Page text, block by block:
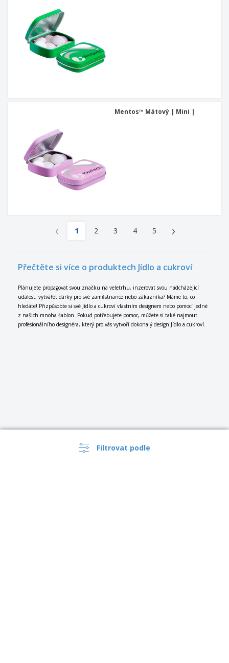
Filtrovat podle
Mentos™ Mátový | Mini |
‹ 1 2 3 4 5 ›
Přečtěte si více o produktech Jídlo a cukroví
Plánujete propagovat svou značku na veletrhu, inzerovat svou nadcházející
událost, vytvářet dárky pro své zaměstnance nebo zákazníka? Máme to, co
hledáte! Přizpůsobte si své Jídlo a cukroví vlastním designem nebo pomocí jedné
z našich mnoha šablon. Pokud potřebujete pomoc, můžete si také najmout
profesionálního designéra, který pro vás vytvoří dokonalý design Jídlo a cukroví.